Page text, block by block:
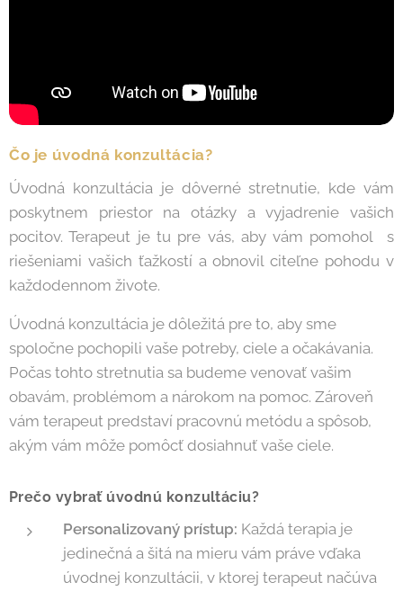
Čo je úvodná konzultácia?
Úvodná konzultácia je dôverné stretnutie, kde vám
poskytnem priestor na otázky a vyjadrenie vašich
pocitov. Terapeut je tu pre vás, aby vám pomohol s
riešeniami vašich ťažkostí a obnovil citeľne pohodu v
každodennom živote.
Úvodná konzultácia je dôležitá pre to, aby sme
spoločne pochopili vaše potreby, ciele a očakávania.
Počas tohto stretnutia sa budeme venovať vašim
obavám, problémom a nárokom na pomoc. Zároveň
vám terapeut predstaví pracovnú metódu a spôsob,
akým vám môže pomôcť dosiahnuť vaše ciele.
Prečo vybrať úvodnú konzultáciu?
Personalizovaný prístup: Každá terapia je
jedinečná a šitá na mieru vám práve vďaka
úvodnej konzultácii, v ktorej terapeut načúva